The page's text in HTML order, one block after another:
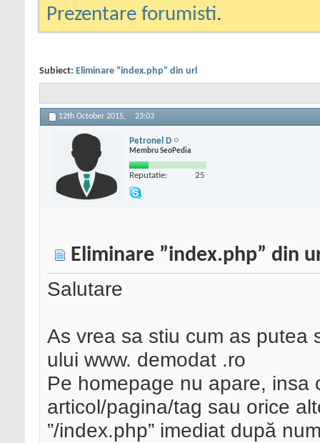
Prezentare forumisti.
Subiect: Eliminare ”index.php” din url
12th October 2015, 23:03
Petronel D
Membru SeoPedia
Reputatie: 25
Eliminare ”index.php” din
Salutare
As vrea sa stiu cum as putea
ului www. demodat .ro
Pe homepage nu apare, insa
articol/pagina/tag sau orice
”/index.php” imediat după